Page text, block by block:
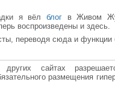
я вёлблог в Живом
воспроизведены и здесь.
переводя сюда и функции
сайтах
размещения